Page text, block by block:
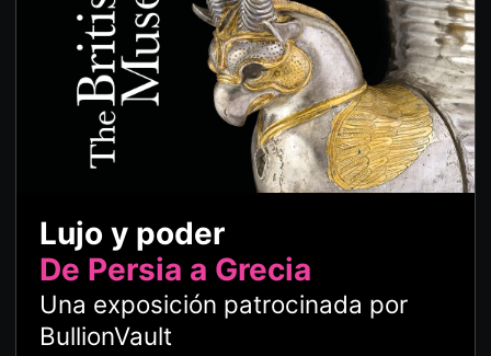
Lujo y poder
De Persia a Grecia
Una exposición patrocinada por
BullionVault